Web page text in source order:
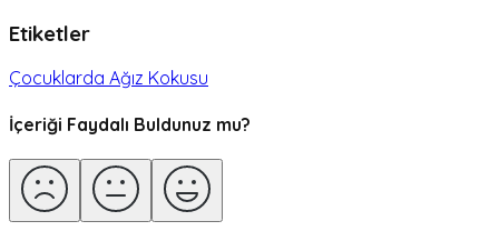
Etiketler
Çocuklarda Ağız Kokusu
İçeriği Faydalı Buldunuz mu?